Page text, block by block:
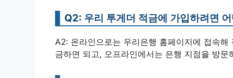
Q2: 우리 투게더 적금에 가입하려면
A2: 온라인으로는 우리은행 홈페이지에 접속
금하면 되고, 오프라인에서는 은행 지점을 방